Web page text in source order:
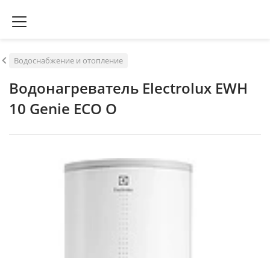
Водоснабжение и отопление
Водонагреватель Electrolux EWH
10 Genie ECO O